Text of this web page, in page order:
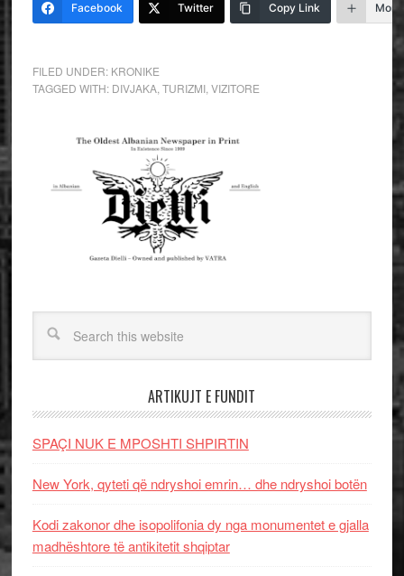
Facebook Twitter Copy Link More
FILED UNDER: KRONIKE
TAGGED WITH: DIVJAKA, TURIZMI, VIZITORE
ARTIKUJT E FUNDIT
SPAÇI NUK E MPOSHTI SHPIRTIN
New York, qyteti që ndryshoi emrin… dhe ndryshoi botën
Kodi zakonor dhe isopolifonia dy nga monumentet e gjalla
madhështore të antikitetit shqiptar